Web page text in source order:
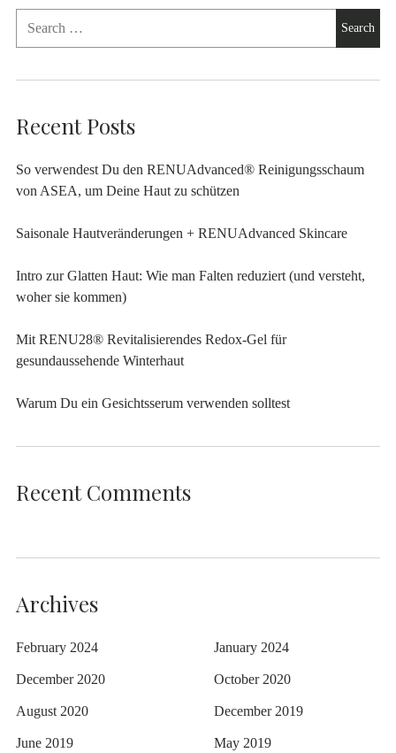
Recent Posts
So verwendest Du den RENUAdvanced® Reinigungsschaum
von ASEA, um Deine Haut zu schützen
Saisonale Hautveränderungen + RENUAdvanced Skincare
Intro zur Glatten Haut: Wie man Falten reduziert (und versteht,
woher sie kommen)
Mit RENU28® Revitalisierendes Redox-Gel für
gesundaussehende Winterhaut
Warum Du ein Gesichtsserum verwenden solltest
Recent Comments
Archives
February 2024 January 2024
December 2020 October 2020
August 2020 December 2019
June 2019 May 2019